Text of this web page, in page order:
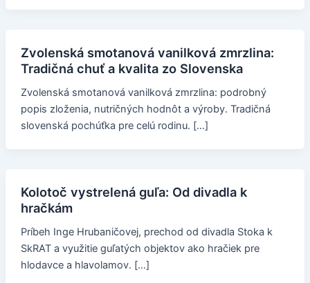
Zvolenská smotanová vanilková zmrzlina:
Tradičná chuť a kvalita zo Slovenska
Zvolenská smotanová vanilková zmrzlina: podrobný
popis zloženia, nutričných hodnôt a výroby. Tradičná
slovenská pochúťka pre celú rodinu. […]
Kolotoč vystrelená guľa: Od divadla k
hračkám
Príbeh Inge Hrubaničovej, prechod od divadla Stoka k
SkRAT a využitie guľatých objektov ako hračiek pre
hlodavce a hlavolamov. […]